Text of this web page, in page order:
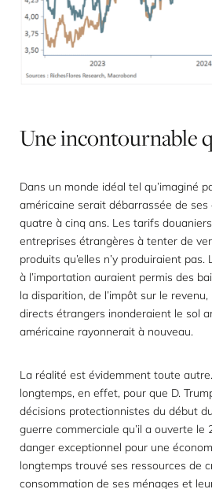
Uneincontournable
Dans un monde idéal tel qu’imaginé
américaine serait débarrassée de ses
quatre à cinq ans. Les tarifs
entreprises étrangères à tenter de
produits qu’elles n’y produiraient
à l’importation auraient permis des
la disparition, de l’impôt sur le
directs étrangers inonderaient le sol
américaine rayonnerait à nouveau.
La réalité est évidemment toute
longtemps, en effet, pour que D.
décisions protectionnistes du début
guerre commerciale qu’il a ouverte le
danger exceptionnel pour une
longtemps trouvé ses ressources de
consommation de ses ménages et